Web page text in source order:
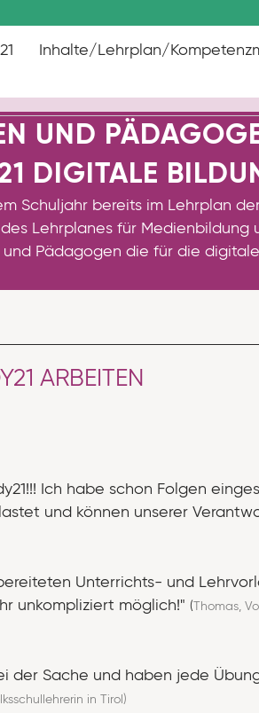
Inhalte/Lehrplan/
UND
DIGITALE
Schuljahr bereits im Lehrplan
Lehrplanes für
Pädagogen die für die
ARBEITEN
Ich habe schon Folgen
und können unserer
Unterrichts- und
unkompliziert möglich!" ( Thomas,
der Sache und haben jede
in Tirol)